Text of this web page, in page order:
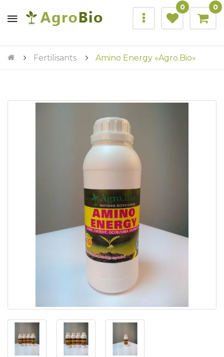
0 0
Fertilisants Amino Energy «Agro.Bio»